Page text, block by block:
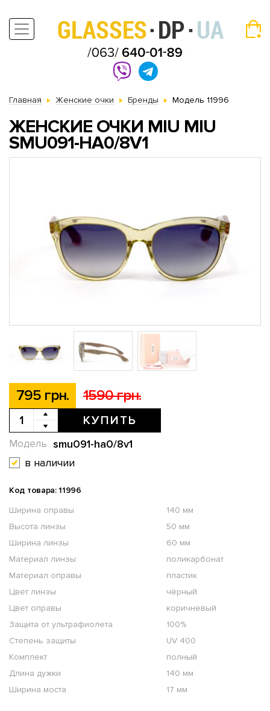
Главная Женские очки Бренды Модель 11996
ЖЕНСКИЕ ОЧКИ MIU MIU
SMU091-HA0/8V1
795 грн. 1590 грн.
КУПИТЬ
smu091-ha0/8v1
Модель
в наличии
Код товара: 11996
Ширина оправы
140 мм
Высота линзы
50 мм
Ширина линзы
60 мм
Материал линзы
поликарбонат
Материал оправы
пластик
Цвет линзы
чёрный
Цвет оправы
коричневый
Защита от ультрафиолета
100%
Степень защиты
UV 400
Комплект
полный
Длина дужки
140 мм
Ширина моста
17 мм